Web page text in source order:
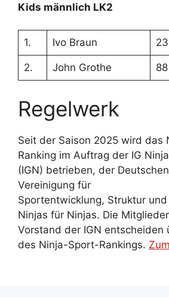
Kids männlich LK2
1. Ivo Braun
2. John Grothe
Regelwerk
Seit der Saison 2025 wird das
Ranking im Auftrag der IG
(IGN) betrieben, der
Vereinigung für
Sportentwicklung, Struktur
Ninjas für Ninjas. Die
Vorstand der IGN entscheiden
des Ninja-Sport-Rankings.